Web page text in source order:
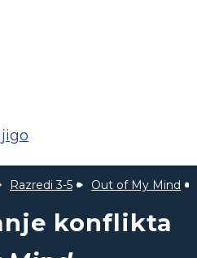
Razredi 3-5 Out of My Mind
konflikta